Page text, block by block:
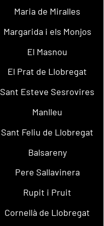
Maria de Miralles
Margarida i els Monjos
El Masnou
El Prat de Llobregat
Sant Esteve Sesrovires
Manlleu
Sant Feliu de Llobregat
Balsareny
Pere Sallavinera
Rupit i Pruit
Cornellà de Llobregat